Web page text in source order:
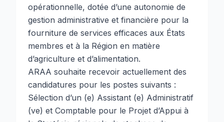
opérationnelle, dotée d’une autonomie de
gestion administrative et financière pour la
fourniture de services efficaces aux États
membres et à la Région en matière
d’agriculture et d’alimentation.
ARAA souhaite recevoir actuellement des
candidatures pour les postes suivants :
Sélection d’un (e) Assistant (e) Administratif
(ve) et Comptable pour le Projet d’Appui à